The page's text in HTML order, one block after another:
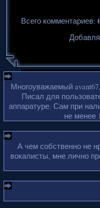
Всего комментариев:
Многоуважаемый
Писал для
аппаратуре. Сам при
не менее
А чем собственно не
вокалисты, мне лично